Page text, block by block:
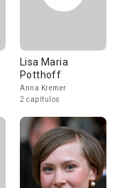
Lisa Maria
Potthoff
Anna Kremer
2 capítulos